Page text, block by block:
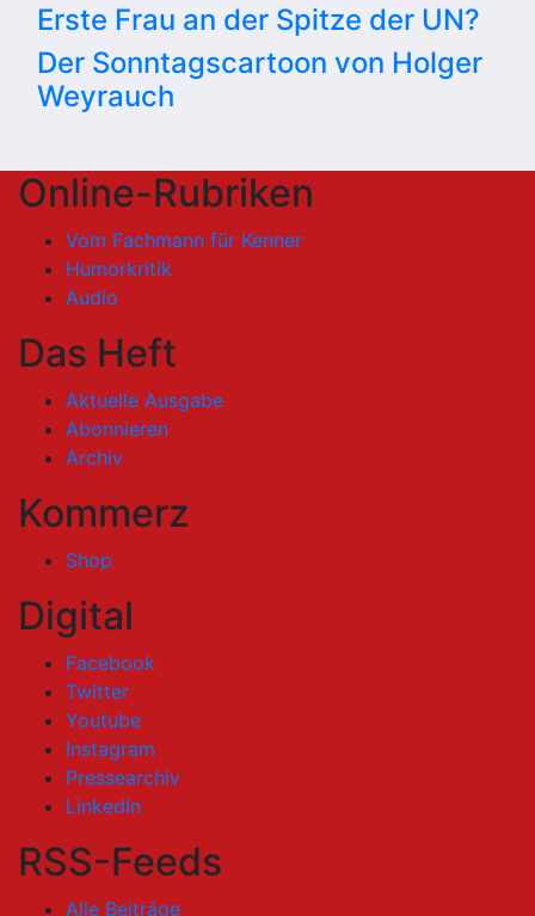
Erste Frau an der Spitze der UN?
Der Sonntagscartoon von Holger
Weyrauch
Online-Rubriken
Vom Fachmann für Kenner
Humorkritik
Audio
Das Heft
Aktuelle Ausgabe
Abonnieren
Archiv
Kommerz
Shop
Digital
Facebook
Twitter
Youtube
Instagram
Pressearchiv
LinkedIn
RSS-Feeds
Alle Beiträge